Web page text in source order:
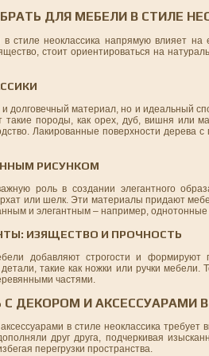
ДЛЯ МЕБЕЛИ В СТИЛЕ
неоклассика напрямую влияет на
стоит ориентироваться на
долговечный материал, но и идеальный
такие породы, как орех, дуб, вишня или
Лакированные поверхности
РИСУНКОМ
роль в создании элегантного
или шелк. Эти материалы придают
и элегантным – например, однотонные
ИЗЯЩЕСТВО И ПРОЧНОСТЬ
добавляют строгости и
такие как ножки или ручки мебели.
частями.
С ДЕКОРОМ И АКСЕССУАРАМИ
в стиле неоклассика
друг друга, подчеркивая
перегрузки пространства.